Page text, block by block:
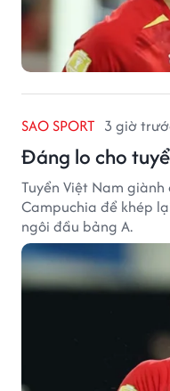
SAO SPORT 3 giờ
Đáng lo cho
Tuyển Việt Nam
Campuchia để khép
ngôi đầu bảng A.